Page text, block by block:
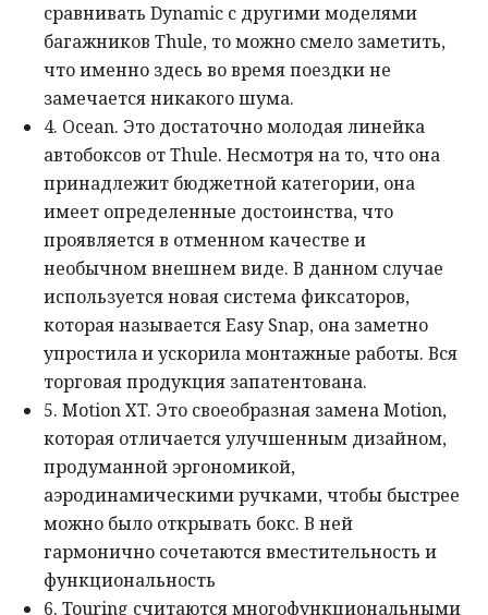
сравнивать Dynamic с другими моделями
багажников Thule, то можно смело заметить,
что именно здесь во время поездки не
замечается никакого шума.
4. Ocean. Это достаточно молодая линейка
автобоксов от Thule. Несмотря на то, что она
принадлежит бюджетной категории, она
имеет определенные достоинства, что
проявляется в отменном качестве и
необычном внешнем виде. В данном случае
используется новая система фиксаторов,
которая называется Easy Snap, она заметно
упростила и ускорила монтажные работы. Вся
торговая продукция запатентована.
5. Motion XT. Это своеобразная замена Motion,
которая отличается улучшенным дизайном,
продуманной эргономикой,
аэродинамическими ручками, чтобы быстрее
можно было открывать бокс. В ней
гармонично сочетаются вместительность и
функциональность
6. Touring считаются многофункциональными